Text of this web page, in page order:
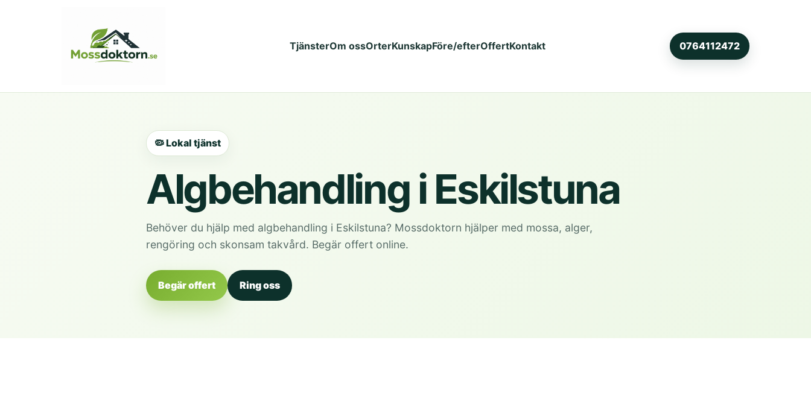
TjänsterOm ossOrterKunskapFöre/efterOffertKontakt 0764112472
🦠 Lokal tjänst
Algbehandling i Eskilstuna
Behöver du hjälp med algbehandling i Eskilstuna? Mossdoktorn hjälper med mossa, alger,
rengöring och skonsam takvård. Begär offert online.
Begär offert Ring oss